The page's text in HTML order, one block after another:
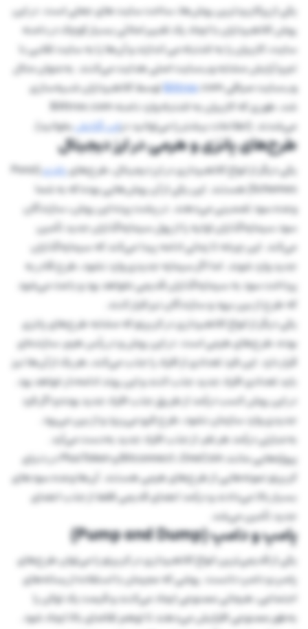
یکی از پرکاربردترین روش‌ها، ساخت سایت های جعلی است. در این
روش کلاهبرداران با ایجاد یک تغییر املائی بسیار کوچک در دامنه
سایت، کاربران را به اشتباه می اندازند و آن‌ها را به سایت تقلبی با
تم و آرایش مشابه وب‌سایت اصلی هدایت می‌کنند. به‌عنوان مثال
وب‌سایت صرافی
Bittrex.com توسط کلاهبرداران شبیه‌سازی
شد، طوری که کاربران به اشتباه وارد دامنه Bilttrex.com
می‌شدند. (اطلاعات بیشتر را می‌توانید دراین گزارشبخوانید).
طرح‌های پانزی و هرمی در ارز دیجیتال
یکی دیگر از انواع کلاهبرداری در ارز دیجیتال، طرح‌هایپانزی (Ponzi
Schemes) هستند. این یکی از آن روش‌هایی بوده که به شما
وعده سود تضمینی می‌دهند. در پشت پرده این روش، سازندگان
سود سرمایه‌گذاران اولیه را از پول سرمایه‌گذاران جدید تأمین
می‌کند. این چرخه تا زمانی ادامه پیدا می‌کند که سرمایه‌گذاران
جدید وارد شوند. اما اگر سرمایه جدیدی وارد نشود، طرح قادر به
پرداخت سود به سرمایه‌گذاران قدیمی نخواهد بود و باعث می‌شود
که طرح از بین برود و سازندگان نیز فرار کنند.
یکی دیگر از انواع کلاهبرداری در کریپتو که مشابه طرح‌های پانزی
بوده، طرح‌های هرمی است. در این روش و در رأس هرم، سازنده‌ای
قرار دارد. این فرد تعدادی از افراد را جذب می‌کند، هر یک از آن‌ها نیز
باید تعدادی افراد جدید جذب کنند و این روند ادامه‌دار خواهد بود.
در این روش کسب درآمد از طریق جذب افراد جدید بوده و اگر فرد
جدیدی وارد سازمان نشود، طرح فرو می‌ریزد و از بین می‌رود.
به‌عبارتی درآمد هر نفر، از جذب افراد جدید به‌دست می‌آید.
پروژه‌هایی مانند Bitconnect ،OneCoin و PlusToken در دنیای
کریپتو نمونه‌هایی از طرح‌های هرمی هستند. آن‌ها وعده سودهای
بسیار بالا می‌دادند و درآمد اعضای قدیمی فقط از جذب اعضای
جدید تأمین می‌شد.
پامپ و دامپ (Pump and Dump)
یکی از قدیمی‌ترین انواع کلاهبرداری در کریپتو را می‌توان طرح‌های
پامپ و دامپ دانست. روشی که مجرمان با استفاده از رسانه‌های
اجتماعی، هیجانی مصنوعی ایجاد می‌کنند و قیمت یک توکن را
به‌طور مصنوعی افزایش می‌دهند تا توهم تقاضای بالا ایجاد شود.